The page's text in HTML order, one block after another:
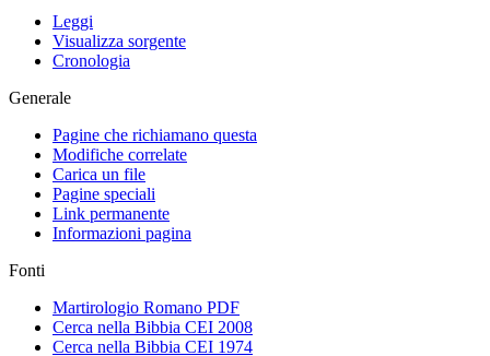
Leggi
Visualizza sorgente
Cronologia
Generale
Pagine che richiamano questa
Modifiche correlate
Carica un file
Pagine speciali
Link permanente
Informazioni pagina
Fonti
Martirologio Romano PDF
Cerca nella Bibbia CEI 2008
Cerca nella Bibbia CEI 1974